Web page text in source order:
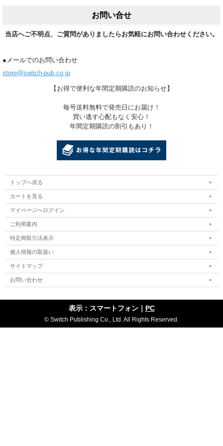
お問い合せ
当店へご不明点、ご質問がありましたらお気軽にお問い合わせください。
●メールでのお問い合わせ
store@switch-pub.co.jp
【お得で便利な年間定期購読のお知らせ】
毎号送料無料で発売日にお届け！
買い逃す心配もなく安心！
年間定期購読の割引もあり！
トップへ戻る
カートを見る
マイページへログイン
ご利用案内
特定商取引法表示
個人情報の取扱い
サイトマップ
お問い合わせ
表示：スマートフォン｜ PC
© Switch Publishing Co., Ltd. All Rights Reserved.